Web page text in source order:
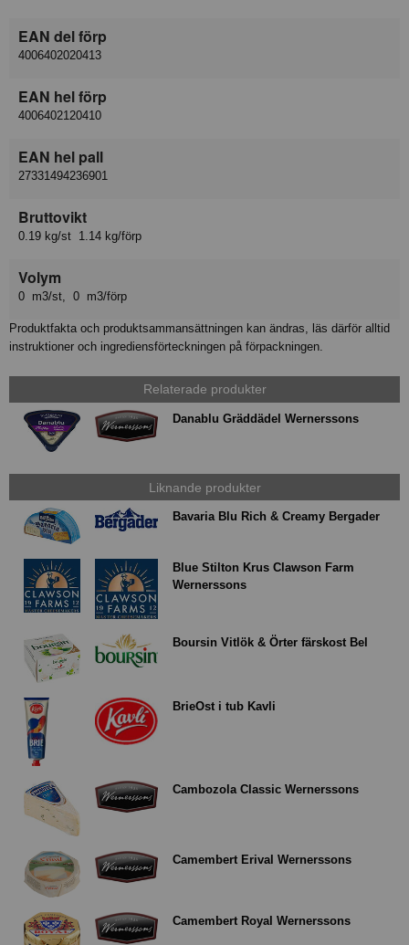
EAN del förp
4006402020413
EAN hel förp
4006402120410
EAN hel pall
27331494236901
Bruttovikt
0.19 kg/st 1.14 kg/förp
Volym
0 m3/st, 0 m3/förp
Produktfakta och produktsammansättningen kan ändras, läs därför alltid
instruktioner och ingrediensförteckningen på förpackningen.
Relaterade produkter
Danablu Gräddädel Wernerssons
Liknande produkter
Bavaria Blu Rich & Creamy Bergader
Blue Stilton Krus Clawson Farm
Wernerssons
Boursin Vitlök & Örter färskost Bel
BrieOst i tub Kavli
Cambozola Classic Wernerssons
Camembert Erival Wernerssons
Camembert Royal Wernerssons